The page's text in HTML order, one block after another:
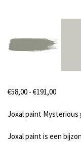
€58,00 - €191,00
tot
Joxal paint Mysterious
Joxal paint is een